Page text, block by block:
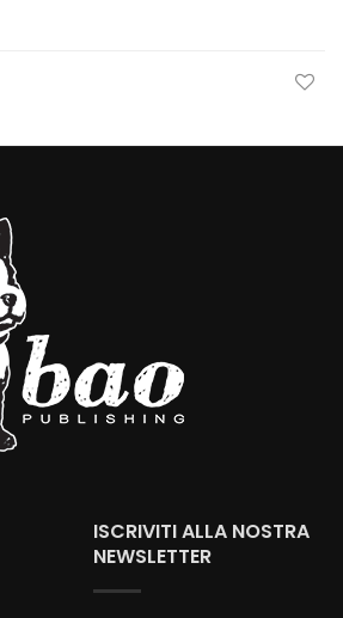
ISCRIVITI ALLA NOSTRA
NEWSLETTER